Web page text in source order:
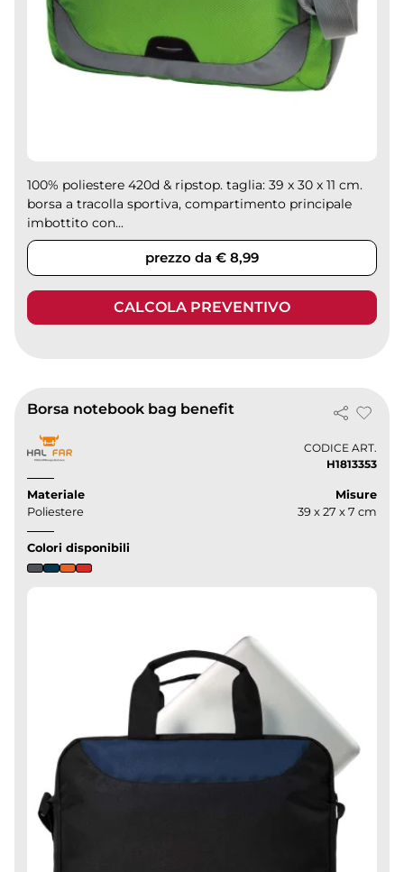
100% poliestere 420d & ripstop. taglia: 39 x 30 x 11 cm.
borsa a tracolla sportiva, compartimento principale
imbottito con...
prezzo da € 8,99
CALCOLA PREVENTIVO
Borsa notebook bag benefit
CODICE ART.
H1813353
Materiale
Poliestere
Misure
39 x 27 x 7 cm
Colori disponibili